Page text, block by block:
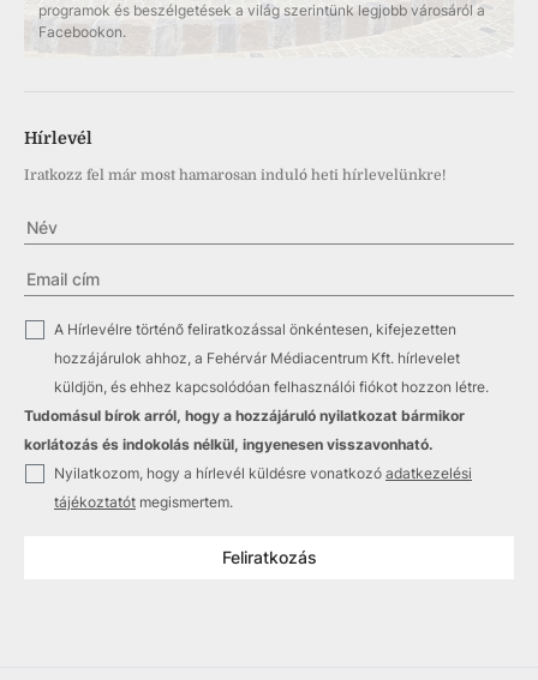
programok és beszélgetések a világ szerintünk legjobb városáról a
Facebookon.
Hírlevél
Iratkozz fel már most hamarosan induló heti hírlevelünkre!
✓
A Hírlevélre történő feliratkozással önkéntesen, kifejezetten
hozzájárulok ahhoz, a Fehérvár Médiacentrum Kft. hírlevelet
küldjön, és ehhez kapcsolódóan felhasználói fiókot hozzon létre.
Tudomásul bírok arról, hogy a hozzájáruló nyilatkozat bármikor
korlátozás és indokolás nélkül, ingyenesen visszavonható.
✓ Nyilatkozom, hogy a hírlevél küldésre vonatkozó adatkezelési
tájékoztatót megismertem.
Feliratkozás